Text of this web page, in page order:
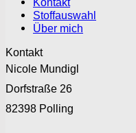
Stoffauswahl
Über mich
Kontakt
Nicole Mundigl
Dorfstraße 26
82398 Polling